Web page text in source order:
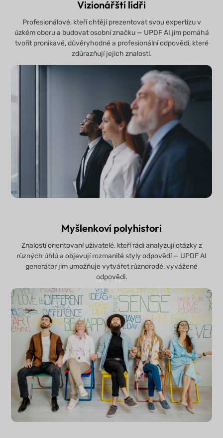
Vizionářští lídři
Profesionálové, kteří chtějí prezentovat svou expertizu v
úzkém oboru a budovat osobní značku — UPDF AI jim pomáhá
tvořit pronikavé, důvěryhodné a profesionální odpovědi, které
zdůrazňují jejich znalosti.
Myšlenkoví polyhistori
Znalostí orientovaní uživatelé, kteří rádi analyzují otázky z
různých úhlů a objevují rozmanité styly odpovědí — UPDF AI
generátor jim umožňuje vytvářet různorodé, vyvážené
odpovědi.